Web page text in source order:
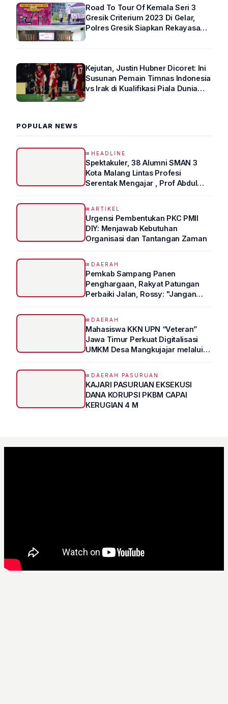
Road To Tour Of Kemala Seri 3
Gresik Criterium 2023 Di Gelar,
Polres Gresik Siapkan Rekayasa
Kejutan, Justin Hubner Dicoret: Ini
Susunan Pemain Timnas Indonesia
vs Irak di Kualifikasi Piala Dunia
POPULAR NEWS
HEADLINE
Spektakuler, 38 Alumni SMAN 3
Kota Malang Lintas Profesi
Serentak Mengajar , Prof Abdul
ARTIKEL
Urgensi Pembentukan PKC PMII
DIY: Menjawab Kebutuhan
Organisasi dan Tantangan Zaman
DAERAH
Pemkab Sampang Panen
Penghargaan, Rakyat Patungan
Perbaiki Jalan, Rossy: "Jangan
DAERAH
Mahasiswa KKN UPN “Veteran”
Jawa Timur Perkuat Digitalisasi
UMKM Desa Mangkujajar melalui
DAERAH PASURUAN
KAJARI PASURUAN EKSEKUSI
DANA KORUPSI PKBM CAPAI
KERUGIAN 4 M